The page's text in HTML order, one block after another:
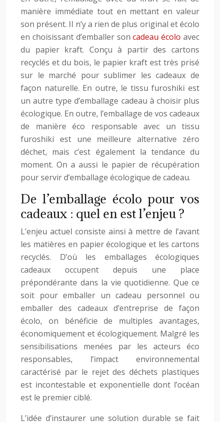
manière immédiate tout en mettant en valeur
son présent. Il n’y a rien de plus original et écolo
en choisissant d’emballer soncadeau écolo avec
du papier kraft. Conçu à partir des cartons
recyclés et du bois, le papier kraft est très prisé
sur le marché pour sublimer les cadeaux de
façon naturelle. En outre, le tissu furoshiki est
un autre type d’emballage cadeau à choisir plus
écologique. En outre, l’emballage de vos cadeaux
de manière éco responsable avec un tissu
furoshiki est une meilleure alternative zéro
déchet, mais c’est également la tendance du
moment. On a aussi le papier de récupération
pour servir d’emballage écologique de cadeau.
De l’emballage écolo pour vos
cadeaux : quel en est l’enjeu ?
L’enjeu actuel consiste ainsi à mettre de l’avant
les matières en papier écologique et les cartons
recyclés. D’où les emballages écologiques
cadeaux occupent depuis une place
prépondérante dans la vie quotidienne. Que ce
soit pour emballer un cadeau personnel ou
emballer des cadeaux d’entreprise de façon
écolo, on bénéficie de multiples avantages,
économiquement et écologiquement. Malgré les
sensibilisations menées par les acteurs éco
responsables, l’impact environnemental
caractérisé par le rejet des déchets plastiques
est incontestable et exponentielle dont l’océan
est le premier ciblé.
L’idée d’instaurer une solution durable se fait